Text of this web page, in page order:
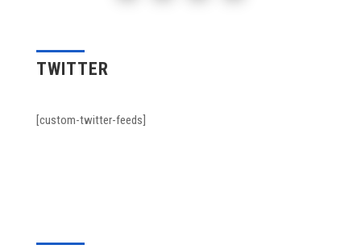
TWITTER
[custom-twitter-feeds]